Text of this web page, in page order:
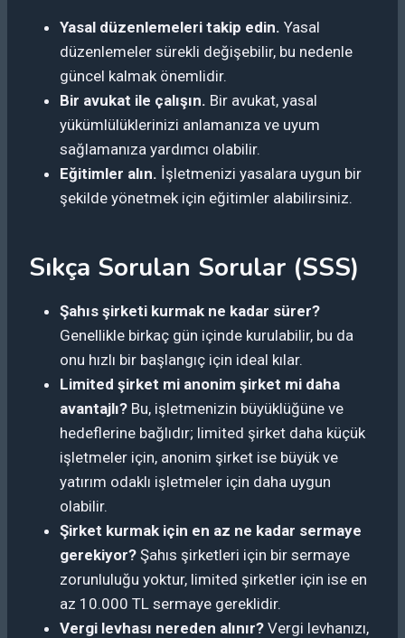
Yasal düzenlemeleri takip edin. Yasal
düzenlemeler sürekli değişebilir, bu nedenle
güncel kalmak önemlidir.
Bir avukat ile çalışın. Bir avukat, yasal
yükümlülüklerinizi anlamanıza ve uyum
sağlamanıza yardımcı olabilir.
Eğitimler alın. İşletmenizi yasalara uygun bir
şekilde yönetmek için eğitimler alabilirsiniz.
Sıkça Sorulan Sorular (SSS)
Şahıs şirketi kurmak ne kadar sürer?
Genellikle birkaç gün içinde kurulabilir, bu da
onu hızlı bir başlangıç için ideal kılar.
Limited şirket mi anonim şirket mi daha
avantajlı? Bu, işletmenizin büyüklüğüne ve
hedeflerine bağlıdır; limited şirket daha küçük
işletmeler için, anonim şirket ise büyük ve
yatırım odaklı işletmeler için daha uygun
olabilir.
Şirket kurmak için en az ne kadar sermaye
gerekiyor? Şahıs şirketleri için bir sermaye
zorunluluğu yoktur, limited şirketler için ise en
az 10.000 TL sermaye gereklidir.
Vergi levhası nereden alınır? Vergi levhanızı,